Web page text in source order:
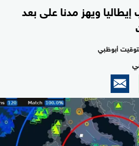
ويهز مدنا على بعد